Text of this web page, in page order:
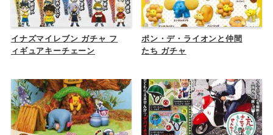
イナズマイレブン ガチャ フ
ィギュアキーチェーン
ポン・デ・ライオンと仲間
たち ガチャ